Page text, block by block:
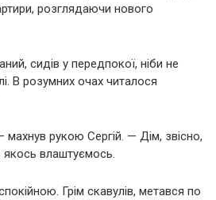
розглядаючи нового
сидів у передпокої, ніби не
В розумних очах читалося
рукою Сергій. — Дім, звісно,
якось влаштуємось.
Грім скавулів, метався по